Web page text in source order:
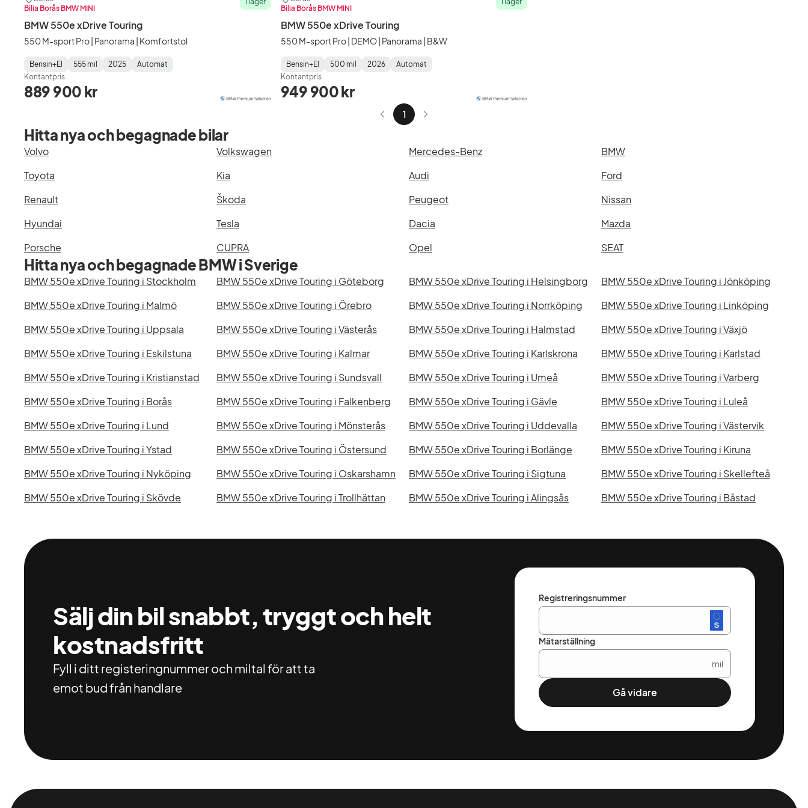
Bilia Borås BMW MINI
BMW 550e xDrive Touring
550 M-sport Pro | Panorama | Komfortstol
Fuel
Type:
Bensin+El
Mätarställning:
555 mil
Model
Year:
2025
Gearbox
Type:
Automat
Kontantpris
889 900 kr
Bilia Borås BMW MINI
BMW 550e xDrive Touring
550 M-sport Pro | DEMO | Panorama | B&W
Fuel
Type:
Bensin+El
Mätarställning:
500 mil
Model
Year:
2026
Gearbox
Type:
Automat
Kontantpris
949 900 kr
1
Hitta nya och begagnade bilar
Volvo Volkswagen Mercedes-Benz
BMW
Toyota
Kia Audi
Ford
Renault
Škoda Peugeot
Nissan
Hyundai
Tesla Dacia
Mazda
Porsche
CUPRA Opel SEAT
Hitta nya och begagnade BMW i Sverige
BMW 550e xDrive Touring i Stockholm BMW 550e xDrive Touring i Göteborg BMW 550e xDrive Touring i Helsingborg
BMW 550e xDrive Touring i Jönköping
BMW 550e xDrive Touring i Malmö
BMW 550e xDrive Touring i Örebro BMW 550e xDrive Touring i Norrköping
BMW 550e xDrive Touring i Linköping
BMW 550e xDrive Touring i Uppsala
BMW 550e xDrive Touring i Västerås BMW 550e xDrive Touring i Halmstad
BMW 550e xDrive Touring i Växjö
BMW 550e xDrive Touring i Eskilstuna
BMW 550e xDrive Touring i Kalmar BMW 550e xDrive Touring i Karlskrona
BMW 550e xDrive Touring i Karlstad
BMW 550e xDrive Touring i Kristianstad
BMW 550e xDrive Touring i Sundsvall BMW 550e xDrive Touring i Umeå
BMW 550e xDrive Touring i Varberg
BMW 550e xDrive Touring i Borås
BMW 550e xDrive Touring i Falkenberg BMW 550e xDrive Touring i Gävle
BMW 550e xDrive Touring i Luleå
BMW 550e xDrive Touring i Lund
BMW 550e xDrive Touring i Mönsterås BMW 550e xDrive Touring i Uddevalla
BMW 550e xDrive Touring i Västervik
BMW 550e xDrive Touring i Ystad
BMW 550e xDrive Touring i Östersund BMW 550e xDrive Touring i Borlänge
BMW 550e xDrive Touring i Kiruna
BMW 550e xDrive Touring i Nyköping
BMW 550e xDrive Touring i Oskarshamn BMW 550e xDrive Touring i Sigtuna
BMW 550e xDrive Touring i Skellefteå
BMW 550e xDrive Touring i Skövde
BMW 550e xDrive Touring i Trollhättan BMW 550e xDrive Touring i Alingsås BMW 550e xDrive Touring i Båstad
Sälj din bil snabbt, tryggt och helt
kostnadsfritt
Fyll i ditt registeringnummer och miltal för att ta
emot bud från handlare
Registreringsnummer
Mätarställning
mil
Gå vidare